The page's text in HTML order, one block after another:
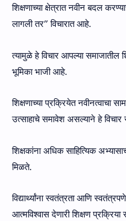
शिक्षणाच्या क्षेत्रात नवीन बदल
लागली तर” विचारात आहे.
त्यामुळे हे विचार आपल्या समाजातील
भूमिका भाजी आहे.
शिक्षणाच्या प्रक्रियेत नवीनत्वाचा
उत्साहाचे समावेश असल्याने हे विचार
शिक्षकांना अधिक साहित्यिक
मिळते.
विद्यार्थ्यांना स्वतंत्रता आणि
आत्मविश्वास देणारी शिक्षण प्रक्रिया